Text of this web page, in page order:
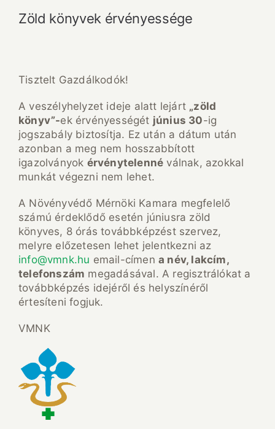
Zöld könyvek érvényessége
Tisztelt Gazdálkodók!
A veszélyhelyzet ideje alatt lejárt „zöld
könyv”-ek érvényességét június 30-ig
jogszabály biztosítja. Ez után a dátum után
azonban a meg nem hosszabbított
igazolványok érvénytelenné válnak, azokkal
munkát végezni nem lehet.
A Növényvédő Mérnöki Kamara megfelelő
számú érdeklődő esetén júniusra zöld
könyves, 8 órás továbbképzést szervez,
melyre előzetesen lehet jelentkezni az
info@vmnk.hu email-címena név, lakcím,
telefonszám megadásával. A regisztrálókat a
továbbképzés idejéről és helyszínéről
értesíteni fogjuk.
VMNK